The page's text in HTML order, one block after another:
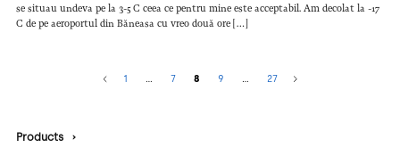
se situau undeva pe la 3-5 C ceea ce pentru mine este acceptabil. Am decolat la -17
C de pe aeroportul din Băneasa cu vreo două ore […]
1 … 7 8 9 … 27
Products ›